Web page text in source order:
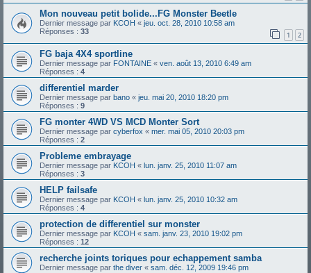
Mon nouveau petit bolide...FG Monster Beetle
Dernier message par KCOH « jeu. oct. 28, 2010 10:58 am
Réponses : 33 1 2
FG baja 4X4 sportline
Dernier message par FONTAINE « ven. août 13, 2010 6:49 am
Réponses : 4
differentiel marder
Dernier message par bano « jeu. mai 20, 2010 18:20 pm
Réponses : 9
FG monter 4WD VS MCD Monter Sort
Dernier message par cyberfox « mer. mai 05, 2010 20:03 pm
Réponses : 2
Probleme embrayage
Dernier message par KCOH « lun. janv. 25, 2010 11:07 am
Réponses : 3
HELP failsafe
Dernier message par KCOH « lun. janv. 25, 2010 10:32 am
Réponses : 4
protection de differentiel sur monster
Dernier message par KCOH « sam. janv. 23, 2010 19:02 pm
Réponses : 12
recherche joints toriques pour echappement samba
Dernier message par the diver « sam. déc. 12, 2009 19:46 pm